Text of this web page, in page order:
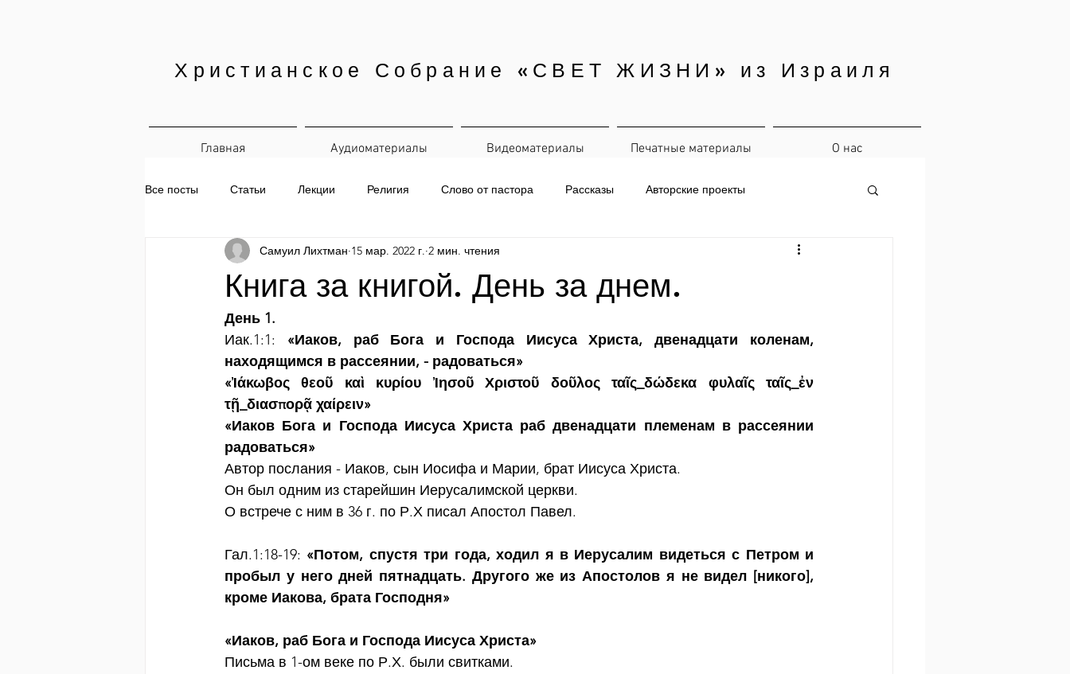
Христианское Собрание «СВЕТ ЖИЗНИ» из Израиля
Главная Аудиоматериалы Видеоматериалы Печатные материалы О нас
Все посты Статьи Лекции Религия Слово от пастора Рассказы Авторские проекты
Печатные материалы Ежедневная рассылка
Книга за книгой. День за днем.
Самуил Лихтман 15 мар. 2022 г. 2 мин. чтения
День 1.
Иак.1:1: «Иаков, раб Бога и Господа Иисуса Христа, двенадцати коленам,
находящимся в рассеянии, - радоваться»
«Ἰάκωβος θεοῦ καὶ κυρίου Ἰησοῦ Χριστοῦ δοῦλος ταῖς_δώδεκα φυλαῖς ταῖς_ἐν
τῇ_διασπορᾷ χαίρειν»
«Иаков Бога и Господа Иисуса Христа раб двенадцати племенам в рассеянии
радоваться»
Автор послания - Иаков, сын Иосифа и Марии, брат Иисуса Христа.
Он был одним из старейшин Иерусалимской церкви.
О встрече с ним в 36 г. по Р.Х писал Апостол Павел.
Гал.1:18-19: «Потом, спустя три года, ходил я в Иерусалим видеться с Петром и
пробыл у него дней пятнадцать. Другого же из Апостолов я не видел [никого],
кроме Иакова, брата Господня»
«Иаков, раб Бога и Господа Иисуса Христа»
Письма в 1-ом веке по Р.Х. были свитками.